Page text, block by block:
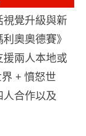
覺升級與新
奧奧德賽》
兩人本地或
+ 憤怒世
合作以及